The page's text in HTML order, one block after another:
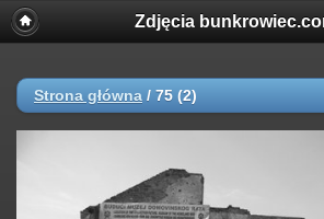
Zdjęcia
Strona główna / 75 (2)